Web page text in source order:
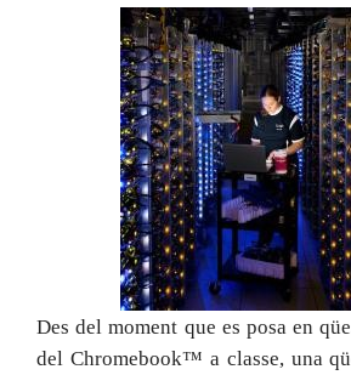
Des del moment que es posa en
del Chromebook™ a classe, una